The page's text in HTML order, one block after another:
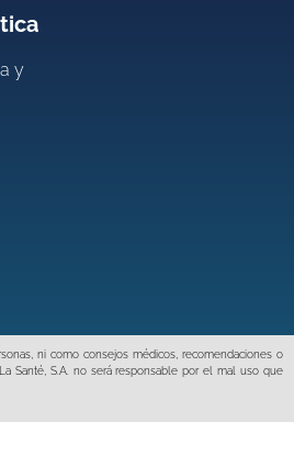
y
ni como consejos médicos, recomendaciones o
Santé, S.A. no será responsable por el mal uso que